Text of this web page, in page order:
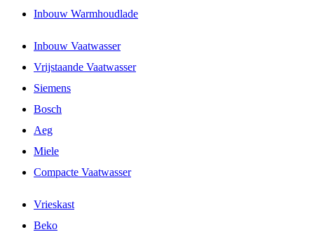
Inbouw Warmhoudlade
Inbouw Vaatwasser
Vrijstaande Vaatwasser
Siemens
Bosch
Aeg
Miele
Compacte Vaatwasser
Vrieskast
Beko